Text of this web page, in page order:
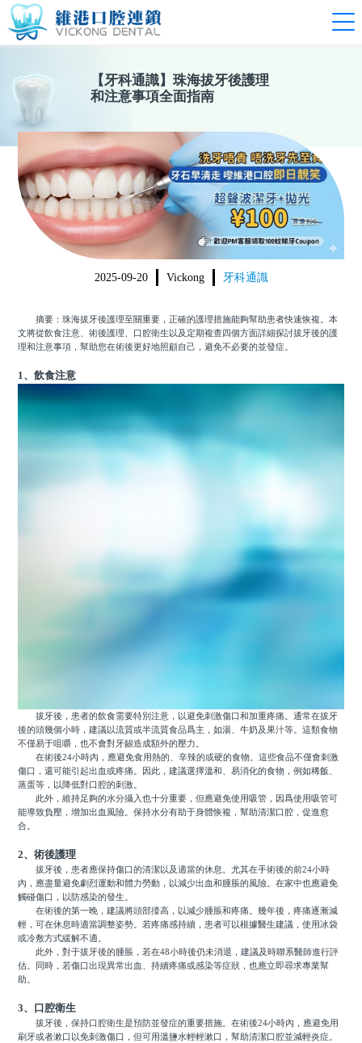
【 牙科通識】 珠海拔牙後護理
和注意事項全面指南
2025-09-20 Vickong 牙科通識
摘要：珠海拔牙後護理至關重要，正確的護理措施能夠幫助患者快速恢複。本
文將從飲食注意、術後護理、口腔衛生以及定期複查四個方面詳細探討拔牙後的護
理和注意事項，幫助您在術後更好地照顧自己，避免不必要的並發症。
1、飲食注意
拔牙後，患者的飲食需要特別注意，以避免刺激傷口和加重疼痛。通常在拔牙
後的頭幾個小時，建議以流質或半流質食品爲主，如湯、牛奶及果汁等。這類食物
不僅易于咀嚼，也不會對牙龈造成額外的壓力。
在術後24小時內，應避免食用熱的、辛辣的或硬的食物。這些食品不僅會刺激
傷口，還可能引起出血或疼痛。因此，建議選擇溫和、易消化的食物，例如稀飯、
蒸蛋等，以降低對口腔的刺激。
此外，維持足夠的水分攝入也十分重要，但應避免使用吸管，因爲使用吸管可
能導致負壓，增加出血風險。保持水分有助于身體恢複，幫助清潔口腔，促進愈
合。
2、術後護理
拔牙後，患者應保持傷口的清潔以及適當的休息。尤其在手術後的前24小時
內，應盡量避免劇烈運動和體力勞動，以減少出血和腫脹的風險。在家中也應避免
觸碰傷口，以防感染的發生。
在術後的第一晚，建議將頭部擡高，以減少腫脹和疼痛。幾年後，疼痛逐漸減
輕，可在休息時適當調整姿勢。若疼痛感持續，患者可以根據醫生建議，使用冰袋
或冷敷方式緩解不適。
此外，對于拔牙後的腫脹，若在48小時後仍未消退，建議及時聯系醫師進行評
估。同時，若傷口出現異常出血、持續疼痛或感染等症狀，也應立即尋求專業幫
助。
3、口腔衛生
拔牙後，保持口腔衛生是預防並發症的重要措施。在術後24小時內，應避免用
刷牙或者漱口以免刺激傷口，但可用溫鹽水輕輕漱口，幫助清潔口腔並減輕炎症。